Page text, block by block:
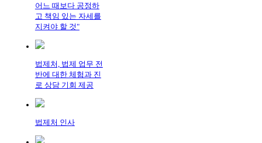
어느 때보다 공정하
고 책임 있는 자세를
지켜야 할 것"
법제처, 법제 업무 전
반에 대한 체험과 진
로 상담 기회 제공
법제처 인사